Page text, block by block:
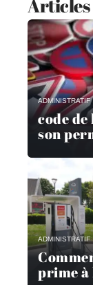
ADMINISTRATIF
code
son
ADMINISTRATIF
prime à